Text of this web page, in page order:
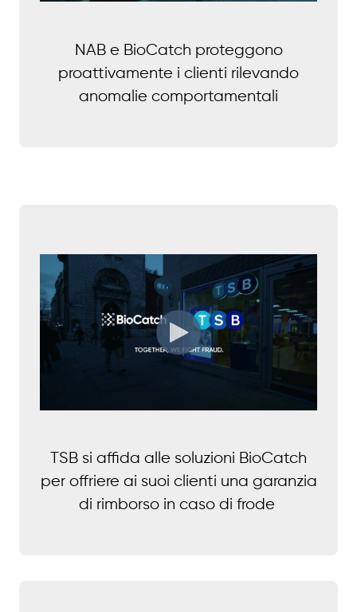
NAB e BioCatch proteggono
proattivamente i clienti rilevando
anomalie comportamentali
TSB si affida alle soluzioni BioCatch
per offriere ai suoi clienti una garanzia
di rimborso in caso di frode